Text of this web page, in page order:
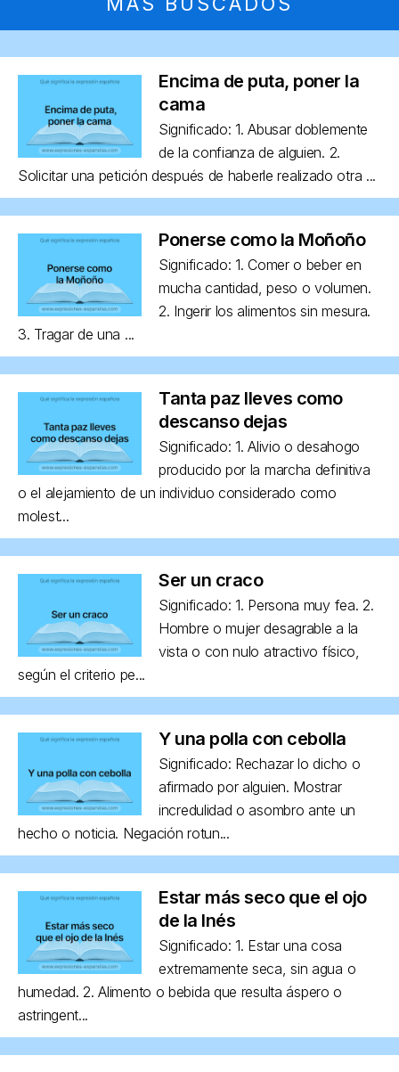
Encima de puta, poner la
cama
Significado: 1. Abusar doblemente
de la confianza de alguien. 2.
Solicitar una petición después de haberle realizado otra ...
Ponerse como la Moñoño
Significado: 1. Comer o beber en
mucha cantidad, peso o volumen.
2. Ingerir los alimentos sin mesura.
3. Tragar de una ...
Tanta paz lleves como
descanso dejas
Significado: 1. Alivio o desahogo
producido por la marcha definitiva
o el alejamiento de un individuo considerado como
molest...
Ser un craco
Significado: 1. Persona muy fea. 2.
Hombre o mujer desagrable a la
vista o con nulo atractivo físico,
según el criterio pe...
Y una polla con cebolla
Significado: Rechazar lo dicho o
afirmado por alguien. Mostrar
incredulidad o asombro ante un
hecho o noticia. Negación rotun...
Estar más seco que el ojo
de la Inés
Significado: 1. Estar una cosa
extremamente seca, sin agua o
humedad. 2. Alimento o bebida que resulta áspero o
astringent...